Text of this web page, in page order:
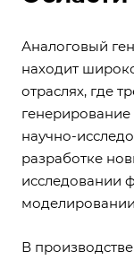
Аналоговый
находит
отраслях, где
научно-
разработке
исследовании
В